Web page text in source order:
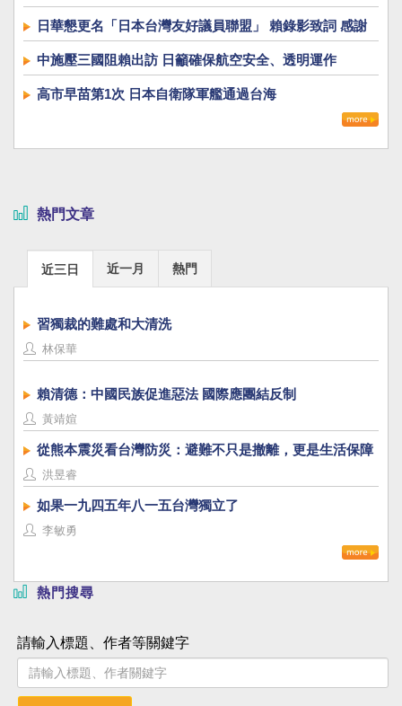
日華懇更名「日本台灣友好議員聯盟」 賴錄影致詞 感謝
長年來對深化台日交流貢獻
中施壓三國阻賴出訪 日籲確保航空安全、透明運作
高市早苗第1次 日本自衛隊軍艦通過台海
熱門文章
近三日 近一月 熱門
習獨裁的難處和大清洗
林保華
賴清德：中國民族促進惡法 國際應團結反制
黃靖媗
從熊本震災看台灣防災：避難不只是撤離，更是生活保障
洪昱睿
如果一九四五年八一五台灣獨立了
李敏勇
熱門搜尋
請輸入標題、作者等關鍵字